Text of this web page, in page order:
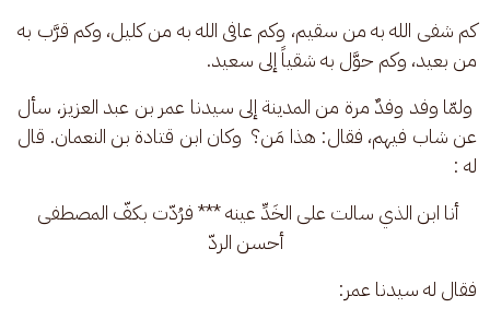
كم شفى الله به من سقيم، وكم عافى الله به من كليل، وكم قرَّب به
من بعيد، وكم حوَّل به شقياً إلى سعيد.
ولمّا وفد وفدٌ مرة من المدينة إلى سيدنا عمر بن عبد العزيز، سأل
عن شاب فيهم، فقال: هذا مَن؟  وكان ابن قتادة بن النعمان. قال
له :
أنا ابن الذي سالت على الخَدِّ عينه *** فرُدّت بكفّ المصطفى
أحسن الردّ
فقال له سيدنا عمر: